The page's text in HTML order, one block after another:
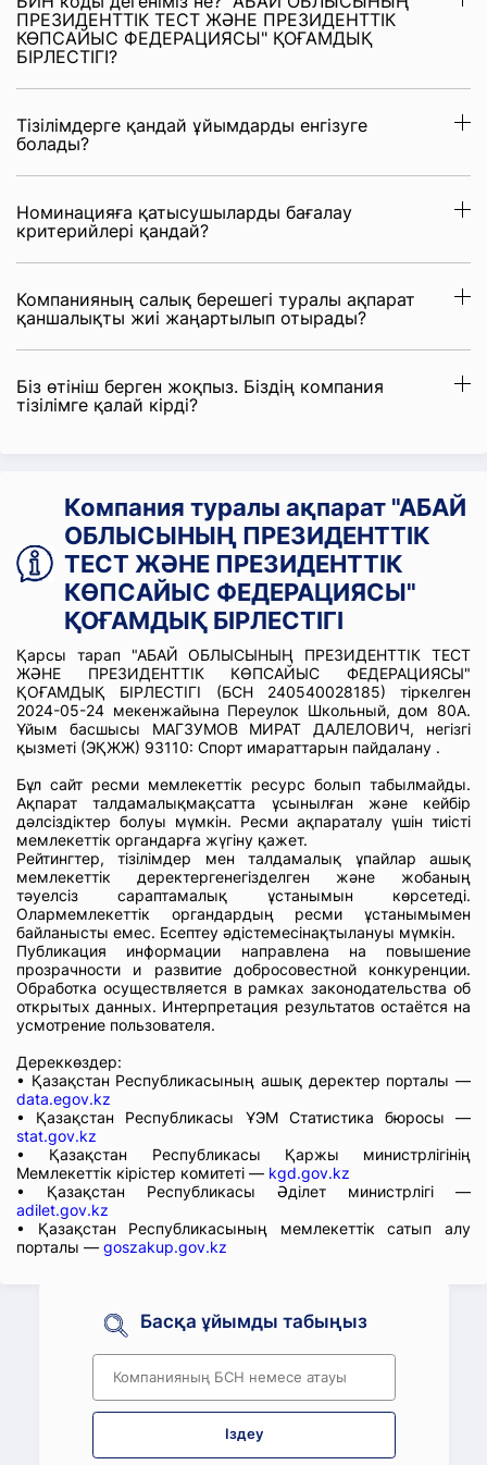
ПРЕЗИДЕНТТІК ТЕСТ ЖӘНЕ ПРЕЗИДЕНТТІК
КӨПСАЙЫС ФЕДЕРАЦИЯСЫ" ҚОҒАМДЫҚ
БІРЛЕСТІГІ?
Тізілімдерге қандай ұйымдарды енгізуге
болады?
Номинацияға қатысушыларды бағалау
критерийлері қандай?
Компанияның салық берешегі туралы ақпарат
қаншалықты жиі жаңартылып отырады?
Біз өтініш берген жоқпыз. Біздің компания
тізілімге қалай кірді?
Компания туралы ақпарат "АБАЙ
ОБЛЫСЫНЫҢ ПРЕЗИДЕНТТІК
ТЕСТ ЖӘНЕ ПРЕЗИДЕНТТІК
КӨПСАЙЫС ФЕДЕРАЦИЯСЫ"
ҚОҒАМДЫҚ БІРЛЕСТІГІ
Қарсы тарап "АБАЙ ОБЛЫСЫНЫҢ ПРЕЗИДЕНТТІК ТЕСТ
ЖӘНЕ ПРЕЗИДЕНТТІК КӨПСАЙЫС ФЕДЕРАЦИЯСЫ"
ҚОҒАМДЫҚ БІРЛЕСТІГІ (БСН 240540028185) тіркелген
2024-05-24 мекенжайына Переулок Школьный, дом 80А.
Ұйым басшысы МАГЗУМОВ МИРАТ ДАЛЕЛОВИЧ, негізгі
қызметі (ЭҚЖЖ) 93110: Спорт имараттарын пайдалану .
Бұл сайт ресми мемлекеттік ресурс болып табылмайды.
Ақпарат талдамалықмақсатта ұсынылған және кейбір
дәлсіздіктер болуы мүмкін. Ресми ақпараталу үшін тиісті
мемлекеттік органдарға жүгіну қажет.
Рейтингтер, тізілімдер мен талдамалық ұпайлар ашық
мемлекеттік деректергенегізделген және жобаның
тәуелсіз сараптамалық ұстанымын көрсетеді.
Олармемлекеттік органдардың ресми ұстанымымен
байланысты емес. Есептеу әдістемесінақтылануы мүмкін.
Публикация информации направлена на повышение
прозрачности и развитие добросовестной конкуренции.
Обработка осуществляется в рамках законодательства об
открытых данных. Интерпретация результатов остаётся на
усмотрение пользователя.
Дереккөздер:
• Қазақстан Республикасының ашық деректер порталы —
data.egov.kz
• Қазақстан Республикасы ҰЭМ Статистика бюросы —
stat.gov.kz
• Қазақстан Республикасы Қаржы министрлігінің
Мемлекеттік кірістер комитеті — kgd.gov.kz
• Қазақстан Республикасы Әділет министрлігі —
adilet.gov.kz
• Қазақстан Республикасының мемлекеттік сатып алу
порталы — goszakup.gov.kz
Басқа ұйымды табыңыз
Іздеу